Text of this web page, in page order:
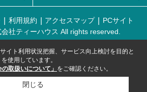
利用規約 アクセスマップ
PCサイト
社ティーハウス All rights reserved.
イト利用状況把握、サービス向上検討を目的と
使用しています。
の取扱いについて」 をご確認ください。
閉じる